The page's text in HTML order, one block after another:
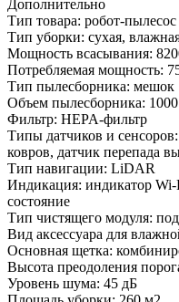
Дополнительно
Тип товара: робот-пылесос
Тип уборки: сухая,
Мощность всасывания:
Потребляемая мощность:
Тип пылесборника: мешок
Объем пылесборника:
Фильтр: HEPA-фильтр
Типы датчиков и
ковров, датчик перепада
Тип навигации: LiDAR
Индикация: индикатор Wi-
состояние
Тип чистящего модуля:
Вид аксессуара для
Основная щетка:
Высота преодоления
Уровень шума: 45 дБ